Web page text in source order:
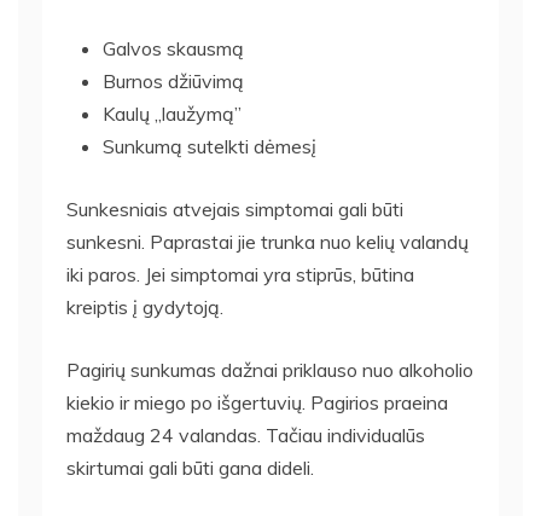
Galvos skausmą
Burnos džiūvimą
Kaulų „laužymą”
Sunkumą sutelkti dėmesį
Sunkesniais atvejais simptomai gali būti
sunkesni. Paprastai jie trunka nuo kelių valandų
iki paros. Jei simptomai yra stiprūs, būtina
kreiptis į gydytoją.
Pagirių sunkumas dažnai priklauso nuo alkoholio
kiekio ir miego po išgertuvių. Pagirios praeina
maždaug 24 valandas. Tačiau individualūs
skirtumai gali būti gana dideli.